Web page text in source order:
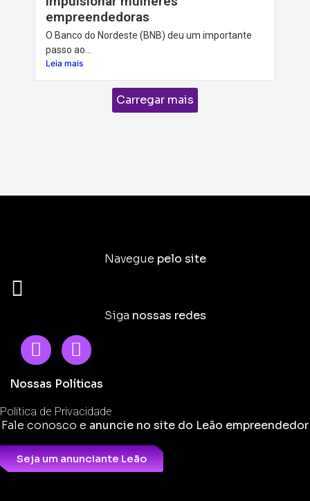
empreendedoras
O Banco do Nordeste (BNB) deu um importante
passo ao...
Leia mais
Carregar mais
Navegue pelo site
Siga nossas redes
Nossas Políticas
Política de Privacidade
Fale conosco e anuncie no site do Leão empreendedor
Seja um anunciante Leão